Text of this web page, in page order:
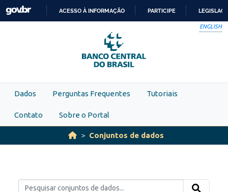
Skip to main content
PARA
O
CONTEÚDO
ACESSO À INFORMAÇÃO PARTICIPE
ENGLISH
Dados Perguntas Frequentes Tutoriais
Contato Sobre o Portal
Conjuntos de dados